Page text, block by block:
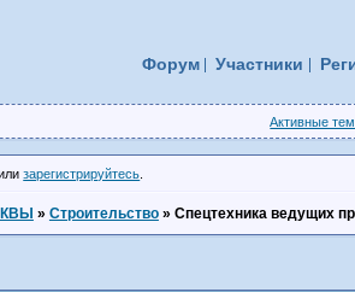
Форум Участники
Активные
зарегистрируйтесь
» Строительство » Спецтехника ведущих